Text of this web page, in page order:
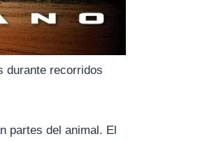
durante recorridos
partes del animal. El